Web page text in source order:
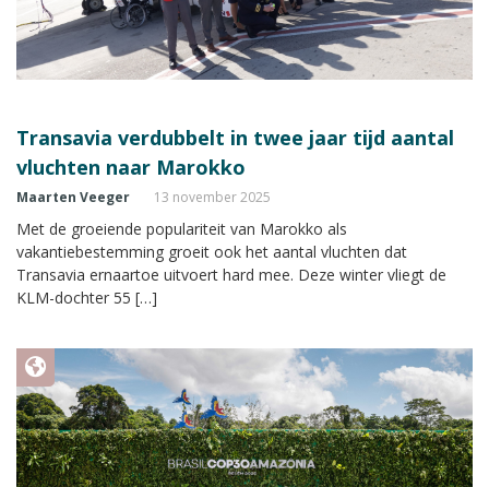
Transavia verdubbelt in twee jaar tijd aantal
vluchten naar Marokko
Maarten Veeger 13 november 2025
Met de groeiende populariteit van Marokko als
vakantiebestemming groeit ook het aantal vluchten dat
Transavia ernaartoe uitvoert hard mee. Deze winter vliegt de
KLM-dochter 55 […]